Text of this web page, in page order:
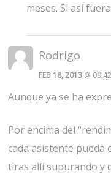
meses. Si así
Rodrigo
FEB 18, 2013 @
Aunque ya se ha
Por encima del
cada asistente pueda
tiras allí supurando y